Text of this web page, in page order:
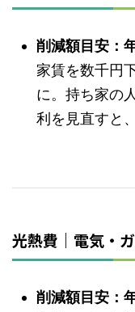
削減額目安：
家賃を数千円
に。持ち家の
利を見直すと
光熱費｜電気・
削減額目安：